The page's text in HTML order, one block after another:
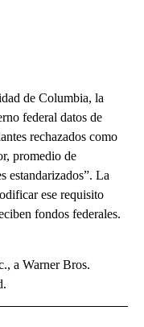
de Columbia, la
federal datos de
rechazados como
promedio de
estandarizados”. La
ese requisito
fondos federales.
a Warner Bros.